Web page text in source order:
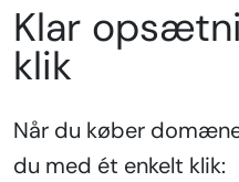
Klar
klik
Når du køber
du med ét enkelt klik: